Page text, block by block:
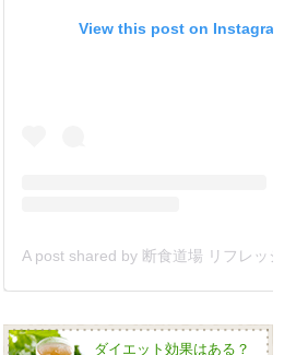
View this post on Instagram
ダイエット効果はある？